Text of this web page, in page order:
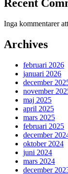
Recent
Inga kommentarer
Archives
februari 2026
januari 2026
december
november
maj 2025
april 2025
mars 2025
februari 2025
december
oktober 2024
juni 2024
mars 2024
december